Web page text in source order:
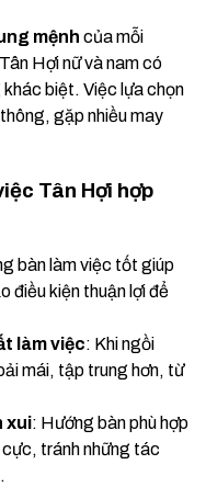
mệnh của mỗi
Hợi nữ và nam có
biệt. Việc lựa chọn
gặp nhiều may
Tân Hợi hợp
bàn làm việc tốt giúp
điều kiện thuận lợi để
làm việc: Khi ngồi
mái, tập trung hơn, từ
xui: Hướng bàn phù hợp
tránh những tác